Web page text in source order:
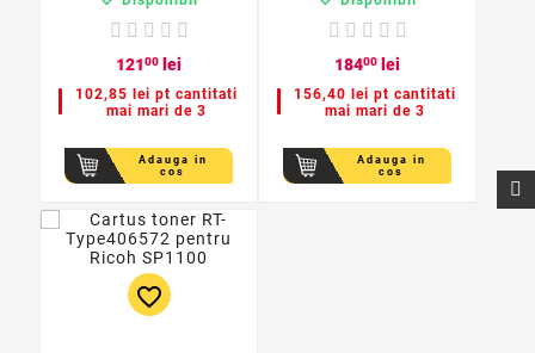
12100 lei
102,85 lei pt cantitati
mai mari de 3
Adauga in
cos
18400 lei
156,40 lei pt cantitati
mai mari de 3
Adauga in
cos
favorite_border